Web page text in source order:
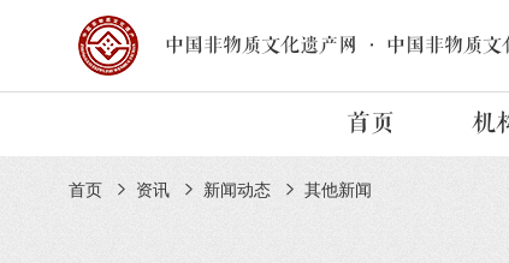
中国非物质文化遗产网 · 中国非物质文
首页 机
首页 资讯 新闻动态 其他新闻